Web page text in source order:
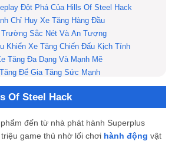
Đột Phá Của Hills Of Steel Hack
Chỉ Huy Xe Tăng Hàng Đầu
Trường Sắc Nét Và Ấn Tượng
Khiển Xe Tăng Chiến Đấu Kịch Tính
Tăng Đa Dạng Và Mạnh Mẽ
Để Gia Tăng Sức Mạnh
Hấp Dẫn Và Đầy Thử Thách
Các Tính Năng Nâng Cao Của Hills Of Steel Hack
Đỉnh Cao Để Giành Chiến Thắng
Cùng Hills Of Steel Hack Tại MODRADAR
Hills of steel là gì?
Of Steel Hack
đến từ nhà phát hành Superplus
game thủ nhờ lối chơi hành động vật